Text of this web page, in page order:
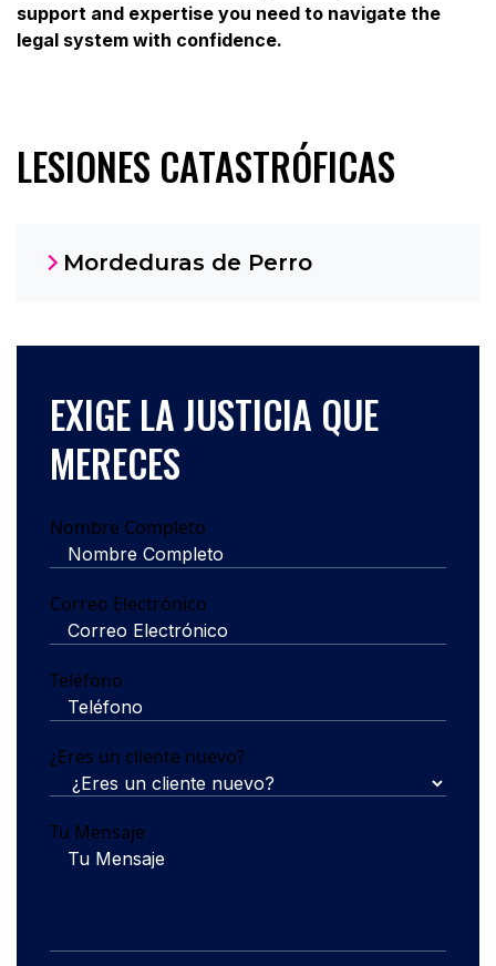
support and expertise you need to navigate the
legal system with confidence.
LESIONES CATASTRÓFICAS
Mordeduras de Perro
EXIGE LA JUSTICIA QUE
MERECES
Nombre Completo
Correo Electrónico
Teléfono
¿Eres un cliente nuevo?
Tu Mensaje